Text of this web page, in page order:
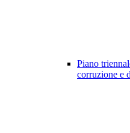
Piano
corruzione e